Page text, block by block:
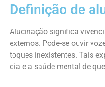
Definição de
Alucinação significa
externos. Pode-se ouvir
toques inexistentes. Tais
dia e a saúde mental de